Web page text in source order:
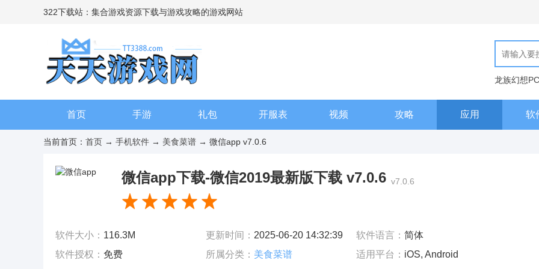
322下载站：集合游戏资源下载与游戏攻略的游戏网站
龙族幻想
现代汉语词
首页 手游 礼包 开服表 视频 攻略 应用 软
当前首页： 首页 → 手机软件 → 美食菜谱 → 微信app v7.0.6
微信app下载-微信2019最新版下载 v7.0.6 v7.0.6
软件大小： 116.3M 更新时间： 2025-06-20 14:32:39 软件语言： 简体
软件授权： 免费 所属分类： 美食菜谱 适用平台： iOS, Android